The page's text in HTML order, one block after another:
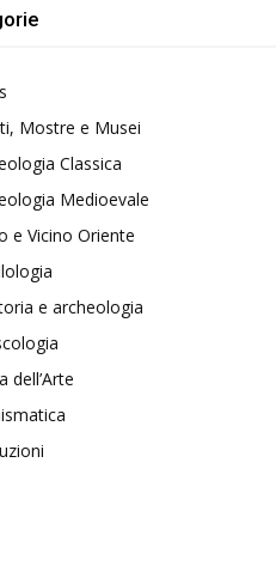
Mostre e Musei
Classica
Medioevale
e Vicino Oriente
e archeologia
dell’Arte